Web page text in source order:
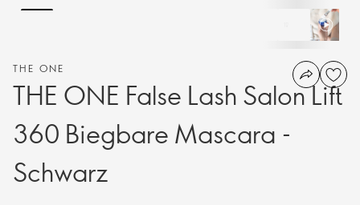
THE ONE
THE ONE False Lash Salon Lift
360 Biegbare Mascara -
Schwarz